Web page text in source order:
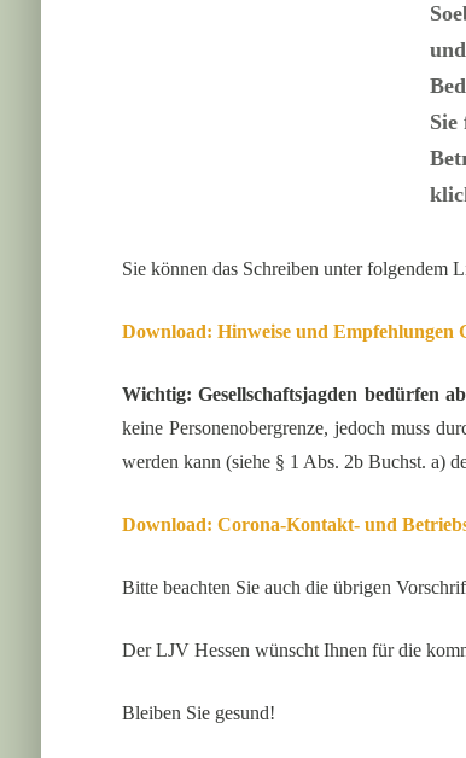
Sie
Sie können das Schreiben unter folgendem
Download: Hinweise und Empfehlungen
Wichtig: Gesellschaftsjagden bedürfen
keine Personenobergrenze, jedoch muss
werden kann (siehe § 1 Abs. 2b Buchst. a)
Download: Corona-Kontakt- und
Bitte beachten Sie auch die übrigen
Der LJV Hessen wünscht Ihnen für die
Bleiben Sie gesund!